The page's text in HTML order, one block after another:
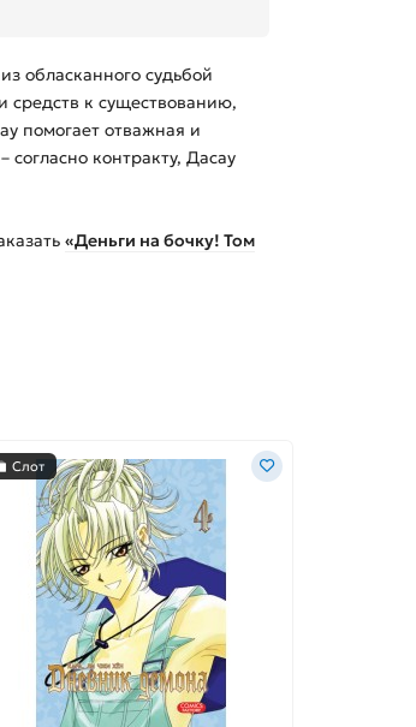
обласканного судьбой
к существованию,
помогает отважная и
контракту, Дасау
«Деньги на бочку! Том
Слот